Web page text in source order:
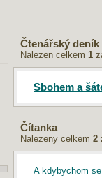
Čtenářský deník
Nalezen celkem 1
Sbohem a
Čítanka
Nalezeny celkem 2
A kdybychom